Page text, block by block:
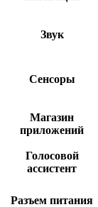
Звук
Сенсоры
Магазин
приложений
Голосовой
ассистент
Разъем питания